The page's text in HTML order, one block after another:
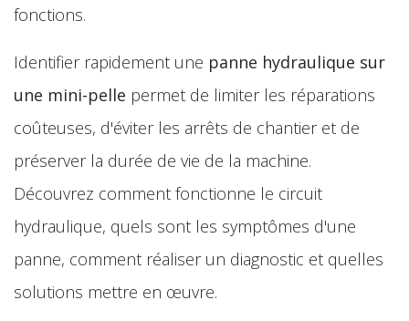
fonctions.
Identifier rapidement une panne hydraulique sur
une mini-pelle permet de limiter les réparations
coûteuses, d'éviter les arrêts de chantier et de
préserver la durée de vie de la machine.
Découvrez comment fonctionne le circuit
hydraulique, quels sont les symptômes d'une
panne, comment réaliser un diagnostic et quelles
solutions mettre en œuvre.